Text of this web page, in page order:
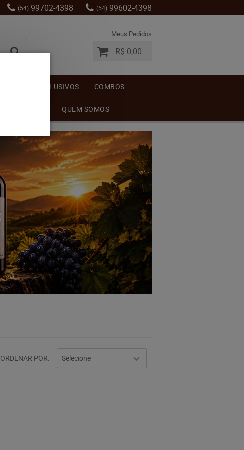
(54) 99702-4398 (54) 99602-4398
Meus Pedidos
R$ 0,00
EXCLUSIVOS COMBOS
QUEM SOMOS
ORDENAR POR Selecione